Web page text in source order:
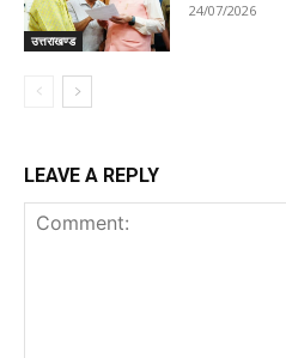
उत्तराखण्ड
24/07/2026
LEAVE A REPLY